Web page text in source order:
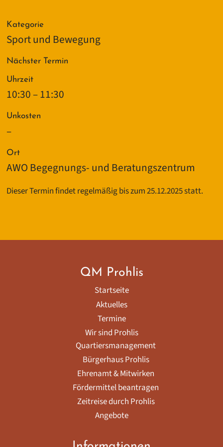
Kategorie
Sport und Bewegung
Nächster Termin
Uhrzeit
10:30 – 11:30
Unkosten
–
Ort
AWO Begegnungs- und Beratungszentrum
Dieser Termin findet regelmäßig bis zum 25.12.2025 statt.
QM Prohlis
Startseite
Aktuelles
Termine
Wir sind Prohlis
Quartiersmanagement
Bürgerhaus Prohlis
Ehrenamt & Mitwirken
Fördermittel beantragen
Zeitreise durch Prohlis
Angebote